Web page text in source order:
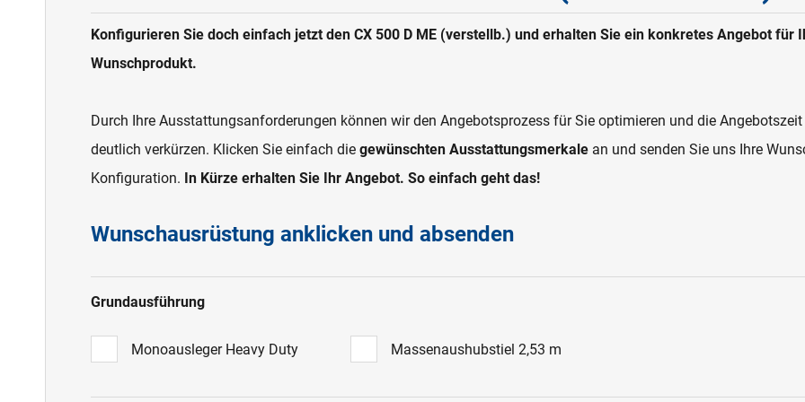
Konfigurieren Sie doch einfach jetzt den CX 500 D ME (verstellb.) und erhalten Sie ein konkretes Angebot für
Wunschprodukt.
Durch Ihre Ausstattungsanforderungen können wir den Angebotsprozess für Sie optimieren und die Angebotszeit
deutlich verkürzen. Klicken Sie einfach die gewünschten Ausstattungsmerkale an und senden Sie uns Ihre
Konfiguration. In Kürze erhalten Sie Ihr Angebot. So einfach geht das!
Wunschausrüstung anklicken und absenden
Grundausführung
Monoausleger Heavy Duty Massenaushubstiel 2,53 m